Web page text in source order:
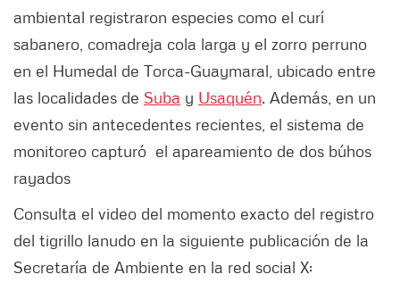
ambiental registraron especies como el curí
sabanero, comadreja cola larga y el zorro perruno
en el Humedal de Torca-Guaymaral, ubicado entre
las localidades de Suba y Usaquén. Además, en un
evento sin antecedentes recientes, el sistema de
monitoreo capturó el apareamiento de dos búhos
rayados
Consulta el video del momento exacto del registro
del tigrillo lanudo en la siguiente publicación de la
Secretaría de Ambiente en la red social X: